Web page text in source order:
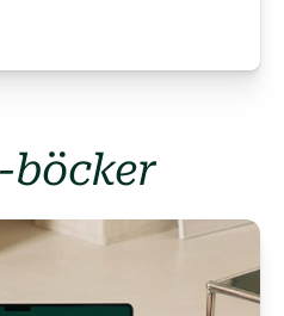
böcker